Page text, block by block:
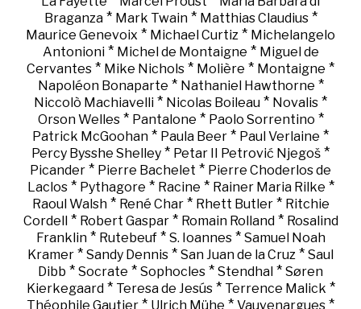
Braganza* Mark Twain* Matthias Claudius*
Maurice Genevoix * Michael Curtiz * Michelangelo
Antonioni* Michel de Montaigne * Miguel de
Cervantes * Mike Nichols * Molière * Montaigne *
Napoléon Bonaparte * Nathaniel Hawthorne *
Niccolò Machiavelli * Nicolas Boileau * Novalis *
Orson Welles* Pantalone * Paolo Sorrentino *
Patrick McGoohan * Paula Beer * Paul Verlaine *
Percy Bysshe Shelley * Petar II Petrović Njegoš *
Picander * Pierre Bachelet * Pierre Choderlos de
Laclos* Pythagore * Racine * Rainer Maria Rilke *
Raoul Walsh* René Char* Rhett Butler* Ritchie
Cordell * Robert Gaspar* Romain Rolland* Rosalind
Franklin* Rutebeuf* S. Ioannes* Samuel Noah
Kramer * Sandy Dennis * San Juan de la Cruz * Saul
Dibb * Socrate * Sophocles * Stendhal * Søren
Kierkegaard* Teresa de Jesús* Terrence Malick *
Théophile Gautier * Ulrich Mühe * Vauvenargues *